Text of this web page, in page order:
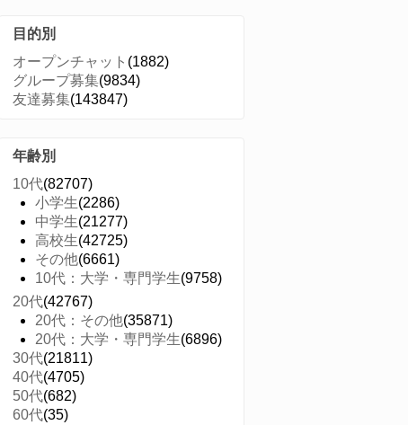
目的別
オープンチャット (1882)
グループ募集(9834)
友達募集(143847)
年齢別
10代(82707)
小学生(2286)
中学生(21277)
高校生(42725)
その他(6661)
10代：大学・専門学生(9758)
20代(42767)
20代：その他(35871)
20代：大学・専門学生(6896)
30代(21811)
40代(4705)
50代(682)
60代(35)